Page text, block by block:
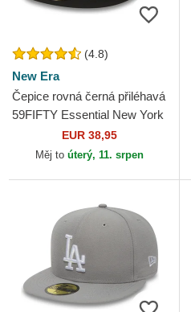
(4.8)
New Era
Čepice rovná černá přiléhavá
59FIFTY Essential New York
Yankees MLB New Era
EUR 38,95
Měj to úterý, 11. srpen